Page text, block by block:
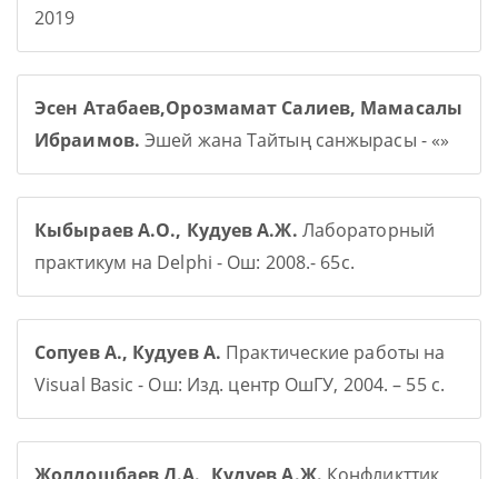
2019
Эсен Атабаев,Орозмамат Салиев, Мамасалы
Ибраимов. Эшей жана Тайтың санжырасы - «»
Кыбыраев А.О., Кудуев А.Ж. Лабораторный
практикум на Delphi - Ош: 2008.- 65с.
Сопуев А., Кудуев А. Практические работы на
Visual Basic - Ош: Изд. центр ОшГУ, 2004. – 55 с.